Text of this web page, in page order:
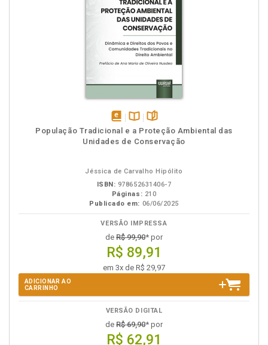
disponível
em
Disponível
na
páginas
População Tradicional e a Proteção Ambiental das
Unidades de Conservação
Jéssica de Carvalho Hipólito
ISBN: 978652631406-7
Páginas: 210
Publicado em: 06/06/2025
VERSÃO IMPRESSA
de R$ 99,90* por
R$ 89,91
em 3x de R$ 29,97
ADICIONAR AO
CARRINHO
VERSÃO DIGITAL
de R$ 69,90* por
R$ 62,91